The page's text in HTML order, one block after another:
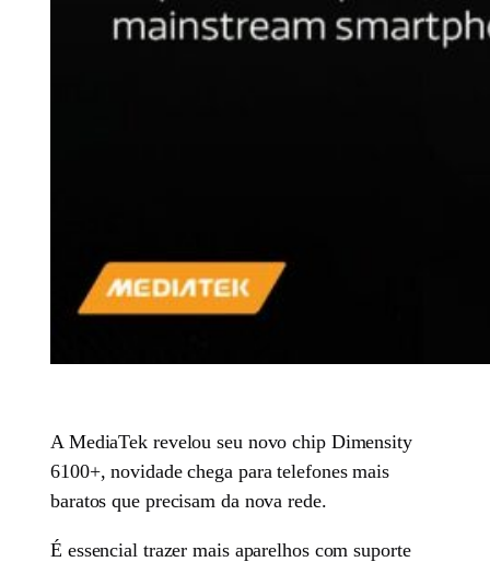
A MediaTek revelou seu novo chip Dimensity
6100+, novidade chega para telefones mais
baratos que precisam da nova rede.
É essencial trazer mais aparelhos com suporte